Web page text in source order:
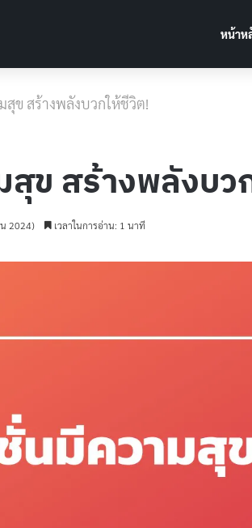
หน้าห
ข สร้างพลังบวกให้ชีวิต!
ข สร้างพลังบว
2024) เวลาในการอ่าน: 1 นาที